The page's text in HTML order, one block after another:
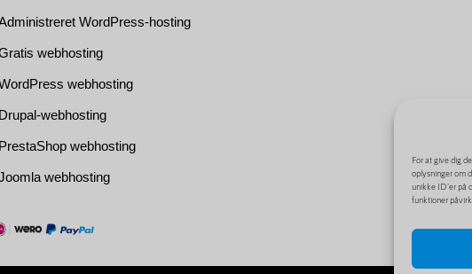
For at give dig
oplysninger om
unikke ID'er på
funktioner
WordPress-hosting
webhosting
webhosting
Drupal-webhosting
PrestaShop webhosting
webhosting